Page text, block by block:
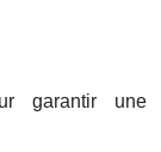
garantir une